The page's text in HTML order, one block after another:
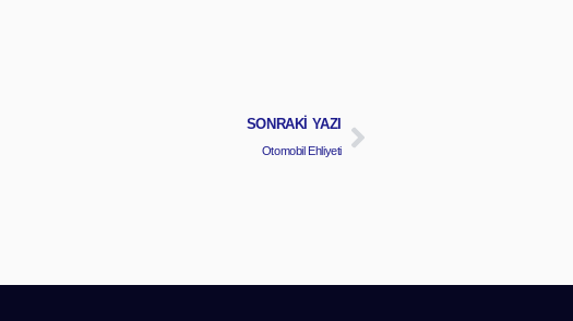
SONRAKI YAZI
Otomobil Ehliyeti